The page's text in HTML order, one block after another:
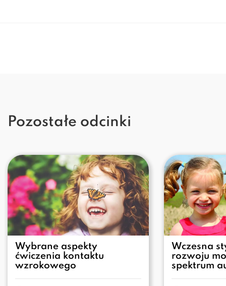
Pozostałe odcinki
Wybrane aspekty
ćwiczenia kontaktu
wzrokowego
Wczesna
rozwoju
spektrum